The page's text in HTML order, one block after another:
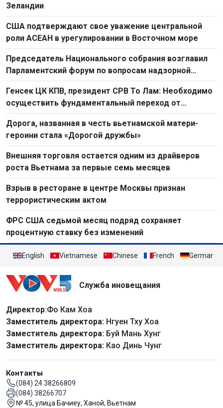
Зеландии
США подтверждают свое уважение центральной
роли АСЕАН в урегулировании в Восточном море
Председатель Национального собрания возглавил
Парламентский форум по вопросам надзорной
деятельности 2026 г.
Генсек ЦК КПВ, президент СРВ То Лам: Необходимо
осуществить фундаментальный переход от
простого труда к созидательному труду
Дорога, названная в честь вьетнамской матери-
героини стала «Дорогой дружбы»
Внешняя торговля остается одним из драйверов
роста Вьетнама за первые семь месяцев
Взрыв в ресторане в центре Москвы признан
террористическим актом
ФРС США седьмой месяц подряд сохраняет
процентную ставку без изменений
English Vietnamese Chinese French German
Служба иновещания
Директор:Фо Кам Хоа
Заместитель директора: Нгуен Тху Хоа
Заместитель директора: Буй Мань Хунг
Заместитель директора: Као Динь Чунг
Контакты
(084) 24 38266809
(084) 38266707
№ 45, улица Бачиеу, Ханой, Вьетнам